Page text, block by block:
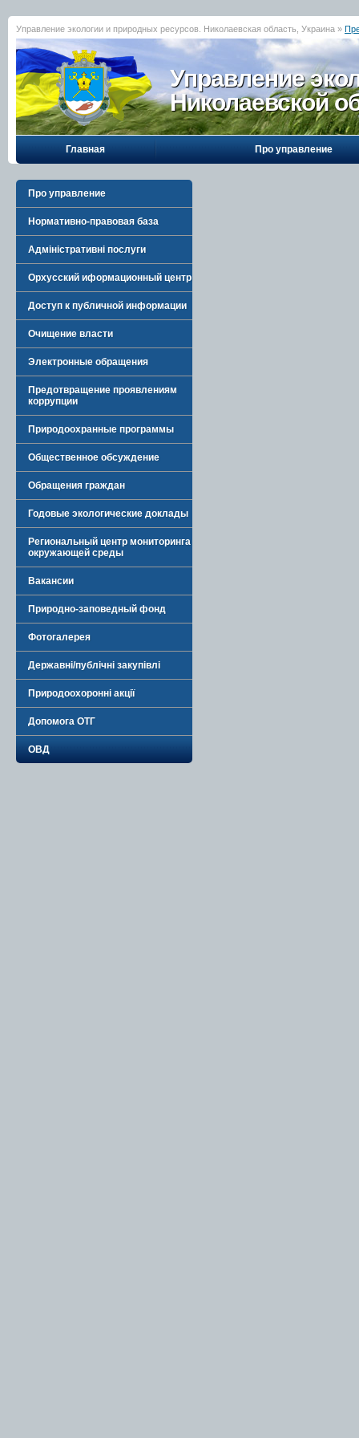
Управление экологии и природных ресурсов. Николаевская область, Украина »
Управление
Николаевской
Главная Про управление
Про управление
Нормативно-правовая база
Адміністративні послуги
Орхусский иформационный центр
Доступ к публичной информации
Очищение власти
Электронные обращения
Предотвращение проявлениям
коррупции
Природоохранные программы
Общественное обсуждение
Обращения граждан
Годовые экологические доклады
Региональный центр мониторинга
окружающей среды
Вакансии
Природно-заповедный фонд
Фотогалерея
Державні/публічні закупівлі
Природоохоронні акції
Допомога ОТГ
ОВД